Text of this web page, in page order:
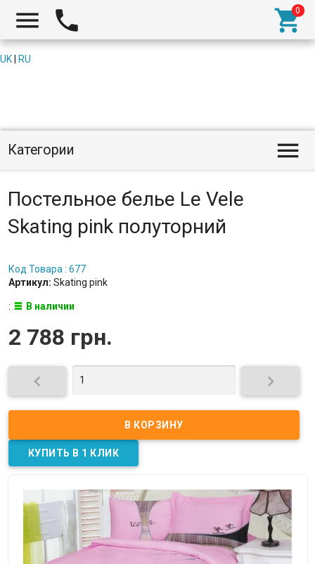
  
UK RU
Категории 
Постельное белье Le Vele
Skating pink полуторний
Код Товара : 677
Артикул: Skating pink
: В наличии
2 788 грн.
 